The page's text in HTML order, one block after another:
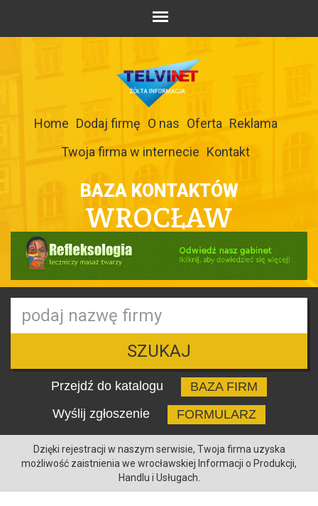
Home Dodaj firmę O nas Oferta Reklama
Twoja firma w internecie Kontakt
BAZA KONTAKTÓW
WROCŁAW
SZUKAJ
Przejdź do katalogu
BAZA FIRM
Wyślij zgłoszenie
FORMULARZ
Dzięki rejestracji w naszym serwisie, Twoja firma uzyska
możliwość zaistnienia we wrocławskiej Informacji o Produkcji,
Handlu i Usługach.